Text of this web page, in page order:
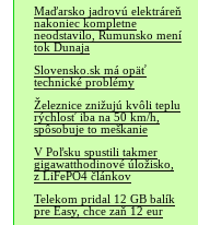
Maďarsko jadrovú elektráreň
nakoniec kompletne
neodstavilo, Rumunsko mení
tok Dunaja
Slovensko.sk má opäť
technické problémy
Železnice znižujú kvôli teplu
rýchlosť iba na 50 km/h,
spôsobuje to meškanie
V Poľsku spustili takmer
gigawatthodinové úložisko,
z LiFePO4 článkov
Telekom pridal 12 GB balík
pre Easy, chce zaň 12 eur